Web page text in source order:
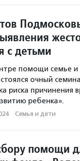
с детьми
помощи семье и
очный
риска причинения
ребенка».
· Семья и дети
помощи